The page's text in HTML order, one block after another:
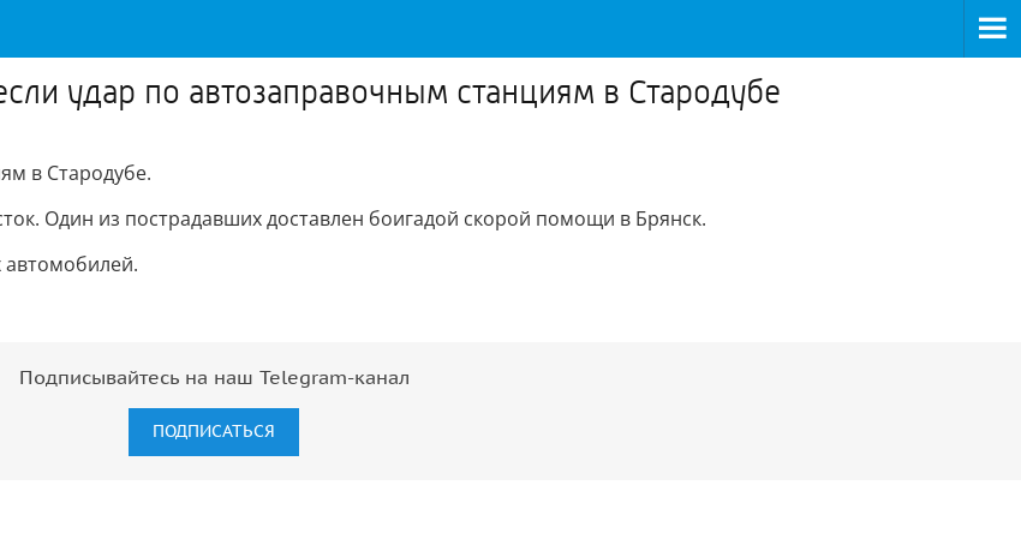
удар по автозаправочным станциям в Стародубе
в Стародубе.
Один из пострадавших доставлен боигадой скорой помощи в Брянск.
автомобилей.
Подписывайтесь на наш Telegram-канал
ПОДПИСАТЬСЯ